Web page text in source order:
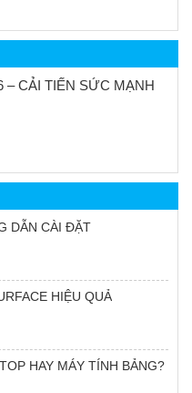
– CẢI TIẾN SỨC MẠNH
DẪN CÀI ĐẶT
HIỆU QUẢ
HAY MÁY TÍNH BẢNG?